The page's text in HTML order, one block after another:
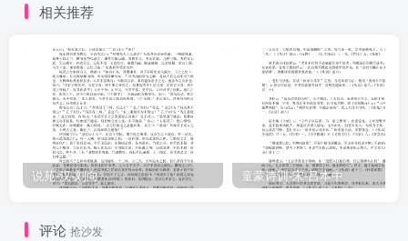
载魄。是故偏方远服，不受孤警。连城通国，若运揽臂。则周之盛王
所以维系神皋，摈拒夷类者，意未有所弛而权不可得而衰。夷、厉而
降，牧长无命，纲维溃破，锋矢寻於同仇，牖户薄於外御。是故孤竹
整燕，淮夷病杞，鄋瞒、义渠侮齐，宋而窥河、渭，然而天子不能命
伯。列侯之强大者矫激奋起，北斥南征，故斩令支，轹卑耳，拓西
戎，刈潞氏者，犹赫赫然震矜其功以张赤县之帜。彼其左旋右携，夸
武辟疆者，虽不足以与圣王权衡三维，裘领八极之盛心，而圣人犹将
命随会，放黻冕，贺任好，播金鼓，而不见讥於春秋。故曰「其事则
相关推荐
说苑-汉-刘向 童蒙诗训-宋-吕本中
评论 抢沙发